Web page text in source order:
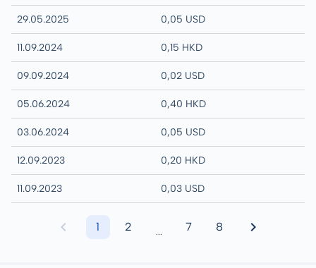
29.05.2025 0,05 USD
11.09.2024 0,15 HKD
09.09.2024 0,02 USD
05.06.2024 0,40 HKD
03.06.2024 0,05 USD
12.09.2023 0,20 HKD
11.09.2023 0,03 USD
1 2 ... 7 8